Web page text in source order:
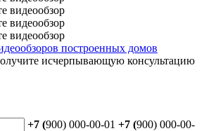
видеообзор
видеообзор
видеообзор
построенных домов
исчерпывающую консультацию
+7 (900) 000-00-01 +7 (900) 000-00-